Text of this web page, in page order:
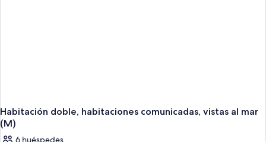
Habitación doble, habitaciones comunicadas, vistas al mar
(M)
6 huéspedes